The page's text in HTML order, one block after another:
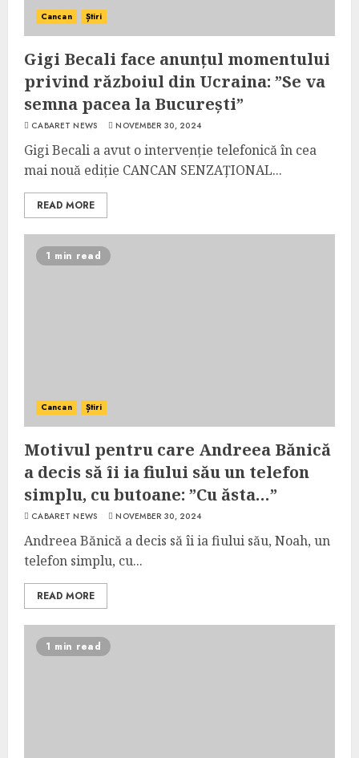
Cancan Știri
Gigi Becali face anunțul momentului
privind războiul din Ucraina: ”Se va
semna pacea la București”
CABARET NEWS NOVEMBER 30, 2024
Gigi Becali a avut o intervenție telefonică în cea
mai nouă ediție CANCAN SENZAȚIONAL...
READ MORE
1 min read
Cancan Știri
Motivul pentru care Andreea Bănică
a decis să îi ia fiului său un telefon
simplu, cu butoane: ”Cu ăsta…”
CABARET NEWS NOVEMBER 30, 2024
Andreea Bănică a decis să îi ia fiului său, Noah, un
telefon simplu, cu...
READ MORE
1 min read